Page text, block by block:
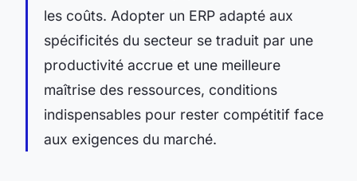
les coûts. Adopter un ERP adapté aux
spécificités du secteur se traduit par une
productivité accrue et une meilleure
maîtrise des ressources, conditions
indispensables pour rester compétitif face
aux exigences du marché.